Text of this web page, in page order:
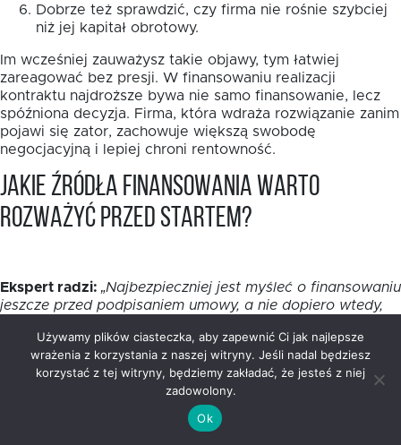
Dobrze też sprawdzić, czy firma nie rośnie szybciej
niż jej kapitał obrotowy.
Im wcześniej zauważysz takie objawy, tym łatwiej
zareagować bez presji. W finansowaniu realizacji
kontraktu najdroższe bywa nie samo finansowanie, lecz
spóźniona decyzja. Firma, która wdraża rozwiązanie zanim
pojawi się zator, zachowuje większą swobodę
negocjacyjną i lepiej chroni rentowność.
Jakie źródła finansowania warto
rozważyć przed startem?
Ekspert radzi: „Najbezpieczniej jest myśleć o finansowaniu
jeszcze przed podpisaniem umowy, a nie dopiero wtedy,
rozwiązanie, policz harmonogram wydatków i sprawdź,
kiedy dokładnie pojawią się wpływy z kontraktu.
Pożyczka dla firmy realizującej zamówienia publiczne ma
sens wtedy, gdy jest dopasowana do tempa prac, a nie
do ogólnego wyobrażenia o zleceniu. Dobrze dobrany
bufor daje Ci spokój, a nie dodatkowy chaos.”
Używamy plików ciasteczka, aby zapewnić Ci jak najlepsze
wrażenia z korzystania z naszej witryny. Jeśli nadal będziesz
korzystać z tej witryny, będziemy zakładać, że jesteś z niej
zadowolony.
Ok